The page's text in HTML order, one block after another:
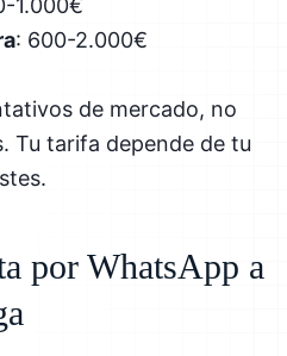
1.000€
: 600-2.000€
de mercado, no
Tu tarifa depende de tu
por WhatsApp a